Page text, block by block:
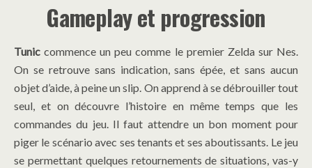
Gameplay et progression
Tunic commence un peu comme le premier Zelda sur Nes.
On se retrouve sans indication, sans épée, et sans aucun
objet d’aide, à peine un slip. On apprend à se débrouiller tout
seul, et on découvre l’histoire en même temps que les
commandes du jeu. Il faut attendre un bon moment pour
piger le scénario avec ses tenants et ses aboutissants. Le jeu
se permettant quelques retournements de situations, vas-y